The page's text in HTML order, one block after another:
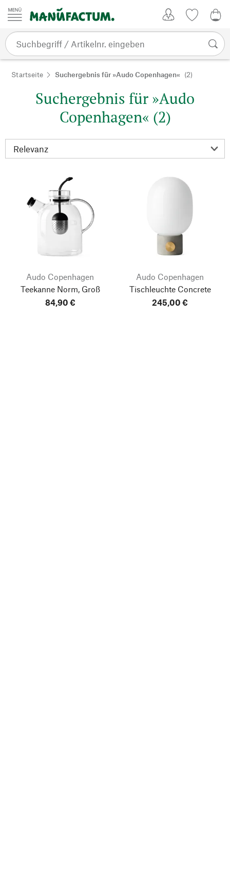
Zum Inhalt springen
Startseite Suchergebnis für »Audo Copenhagen« (2)
Suchergebnis für »Audo
Copenhagen« (2)
Audo Copenhagen
Teekanne Norm, Groß
84,90 €
Audo Copenhagen
Tischleuchte Concrete
245,00 €